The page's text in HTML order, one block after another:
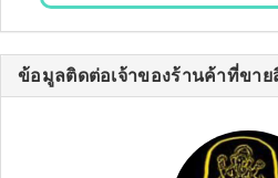
ข้อมูลติดต่อเจ้าของร้านค้าที่ขา